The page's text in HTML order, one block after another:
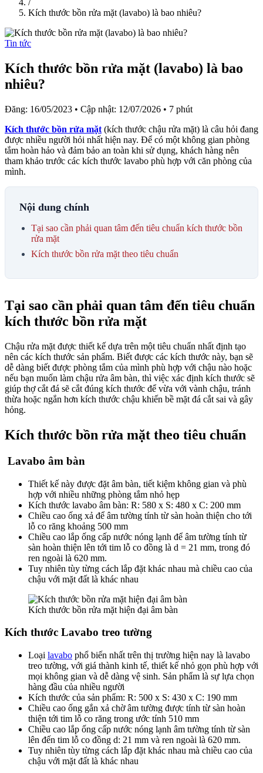
/
Kích thước bồn rửa mặt (lavabo) là bao nhiêu?
Tin tức
Kích thước bồn rửa mặt (lavabo) là bao
nhiêu?
Đăng: 16/05/2023 • Cập nhật: 12/07/2026 • 7 phút
Kích thước bồn rửa mặt (kích thước chậu rửa mặt) là câu hỏi đang
được nhiều người hỏi nhất hiện nay. Để có một không gian phòng
tắm hoàn hảo và đảm bảo an toàn khi sử dụng, khách hàng nên
tham khảo trước các kích thước lavabo phù hợp với căn phòng của
mình.
Nội dung chính
Tại sao cần phải quan tâm đến tiêu chuẩn kích thước bồn
rửa mặt
Kích thước bồn rửa mặt theo tiêu chuẩn
Tại sao cần phải quan tâm đến tiêu chuẩn
kích thước bồn rửa mặt
Chậu rửa mặt được thiết kế dựa trên một tiêu chuẩn nhất định tạo
nên các kích thước sản phẩm. Biết được các kích thước này, bạn sẽ
dễ dàng biết được phòng tắm của mình phù hợp với chậu nào hoặc
nếu bạn muốn làm chậu rửa âm bàn, thì việc xác định kích thước sẽ
giúp thợ cắt đá sẽ cắt đúng kích thước để vừa với vành chậu, tránh
thừa hoặc ngắn hơn kích thước chậu khiến bề mặt đá cắt sai và gây
hỏng.
Kích thước bồn rửa mặt theo tiêu chuẩn
Lavabo âm bàn
Thiết kế này được đặt âm bàn, tiết kiệm không gian và phù
hợp với nhiều những phòng tắm nhỏ hẹp
Kích thước lavabo âm bàn: R: 580 x S: 480 x C: 200 mm
Chiều cao ống xả để âm tường tính từ sàn hoàn thiện cho tới
lỗ co răng khoảng 500 mm
Chiều cao lắp ống cấp nước nóng lạnh để âm tường tính từ
sàn hoàn thiện lên tới tim lỗ co đồng là d = 21 mm, trong đó
ren ngoài là 620 mm.
Tuy nhiên tùy từng cách lắp đặt khác nhau mà chiều cao của
chậu với mặt đất là khác nhau
Kích thước bồn rửa mặt hiện đại âm bàn
Kích thước Lavabo treo tường
Loại lavabo phổ biến nhất trên thị trường hiện nay là lavabo
treo tường, với giá thành kinh tế, thiết kế nhỏ gọn phù hợp với
mọi không gian và dễ dàng vệ sinh. Sản phẩm là sự lựa chọn
hàng đầu của nhiều người
Kích thước của sản phẩm: R: 500 x S: 430 x C: 190 mm
Chiều cao ống gắn xả chờ âm tường được tính từ sàn hoàn
thiện tới tim lỗ co răng trong ước tính 510 mm
Chiều cao lắp ống cấp nước nóng lạnh âm tường tính từ sàn
lên đến tim lỗ co đồng d: 21 mm và ren ngoài là 620 mm.
Tuy nhiên tùy từng cách lắp đặt khác nhau mà chiều cao của
chậu với mặt đất là khác nhau